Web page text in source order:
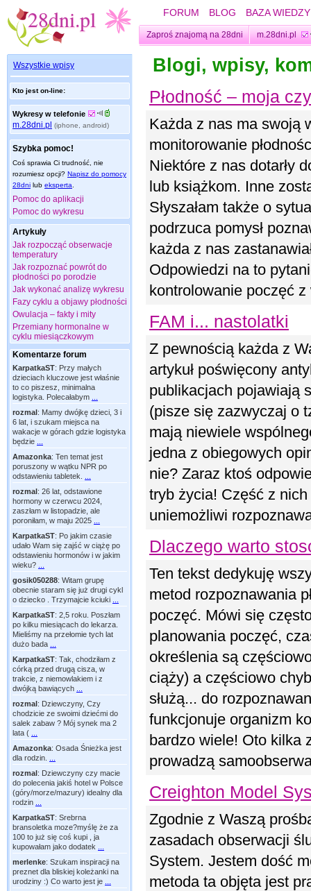
FORUM BLOG BAZA WIEDZY
Zaproś znajomą na 28dni m.28dni.pl
Wszystkie wpisy
Kto jest on-line:
Wykresy w telefonie
m.28dni.pl (iphone, android)
Szybka pomoc!
Coś sprawia Ci trudność, nie
rozumiesz opcji? Napisz do pomocy
28dni lub eksperta
Pomoc do aplikacji
Pomoc do wykresu
Artykuły
Jak rozpocząć obserwacje
temperatury
Jak rozpoznać powrót do
płodności po porodzie
Jak wykonać analizę wykresu
Fazy cyklu a objawy płodności
Owulacja – fakty i mity
Przemiany hormonalne w
cyklu miesiączkowym
Komentarze forum
KarpatkaST: Przy małych
dzieciach kluczowe jest właśnie
to co piszesz, minimalna
logistyka. Polecałabym
rozmal: Mamy dwójkę dzieci, 3 i
6 lat, i szukam miejsca na
wakacje w górach gdzie logistyka
będzie
Amazonka: Ten temat jest
poruszony w wątku NPR po
odstawieniu tabletek.
rozmal: 26 lat, odstawione
hormony w czerwcu 2024,
zaszłam w listopadzie, ale
poroniłam, w maju 2025
KarpatkaST: Po jakim czasie
udało Wam się zajść w ciążę po
odstawieniu hormonów i w jakim
wieku?
gosik050288: Witam grupę
obecnie staram się już drugi cykl
o dziecko . Trzymajcie kciuki
KarpatkaST: 2,5 roku. Poszłam
po kilku miesiącach do lekarza.
Mieliśmy na przełomie tych lat
dużo bada
KarpatkaST: Tak, chodziłam z
córką przed drugą cisza, w
trakcie, z niemowlakiem i z
dwójką bawiących
rozmal: Dziewczyny, Czy
chodzicie ze swoimi dziećmi do
salek zabaw ? Mój synek ma 2
lata (
Amazonka: Osada Śnieżka jest
dla rodzin.
rozmal: Dziewczyny czy macie
do polecenia jakiś hotel w Polsce
(góry/morze/mazury) idealny dla
rodzin
KarpatkaST: Srebrna
bransoletka moze?myślę że za
100 to już się coś kupi , ja
kupowałam jako dodatek
merlenke: Szukam inspiracji na
preznet dla bliskiej koleżanki na
urodziny :) Co warto jest je
Blogi, wpisy,
Płodność – moja
Każda z nas ma swoją
monitorowanie
Niektóre z nas dotarły
lub książkom. Inne
Słyszałam także o
podrzuca pomysł
każda z nas
Odpowiedzi na to
kontrolowanie poczęć
FAM i... nastolatki
Z pewnością każda z
artykuł poświęcony
publikacjach pojawiają
(pisze się zazwyczaj o
mają niewiele
jedna z obiegowych
nie? Zaraz ktoś
tryb życia! Część z
uniemożliwi
Dlaczego warto
Ten tekst dedykuję
metod rozpoznawania
poczęć. Mówi się
planowania poczęć,
określenia są
ciąży) a częściowo
służą... do
funkcjonuje organizm
bardzo wiele! Oto kilka
prowadzą
Creighton Model
Zgodnie z Waszą
zasadach obserwacji
System. Jestem dość
metoda ta objęta jest